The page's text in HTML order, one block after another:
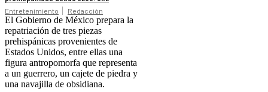
Entretenimiento Redacción
El Gobierno de México prepara la
repatriación de tres piezas
prehispánicas provenientes de
Estados Unidos, entre ellas una
figura antropomorfa que representa
a un guerrero, un cajete de piedra y
una navajilla de obsidiana.